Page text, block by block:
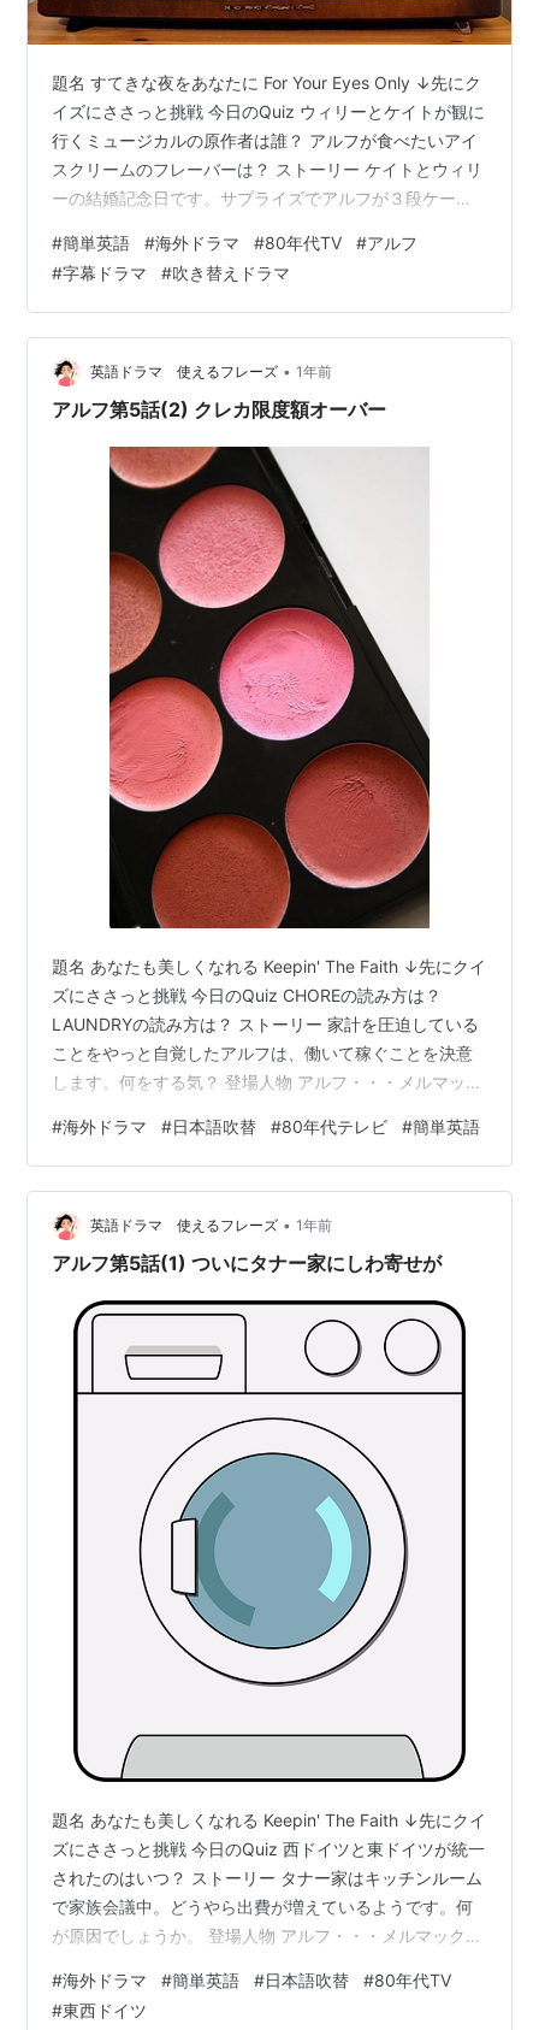
題名 すてきな夜をあなたに For Your Eyes Only ↓先にク
イズにささっと挑戦 今日のQuiz ウィリーとケイトが観に
行くミュージカルの原作者は誰？ アルフが食べたいアイ
スクリームのフレーバーは？ ストーリー ケイトとウィリ
ーの結婚記念日です。サプライズでアルフが３段ケーキ
チョコクリームではなく、歯磨き粉...ぅわお 登場人物 ア
ルフ・・・メルマック星から避難してきた毛もじゃのエ
イリアン ♠︎ウィリー・・・タナー家のお父さん 地味な風
体だが博学で多趣味 ❤︎ケイト・・・タナー家のお母さん
家の中でもおしゃれ 料理はあまり得意でない…
#簡単英語 #海外ドラマ #80年代TV #アルフ
#字幕ドラマ #吹き替えドラマ
英語ドラマ 使えるフレーズ • 1年前
アルフ第5話(2) クレカ限度額オーバー
題名 あなたも美しくなれる Keepin' The Faith ↓先にクイ
ズにささっと挑戦 今日のQuiz CHOREの読み方は？
LAUNDRYの読み方は？ ストーリー 家計を圧迫している
ことをやっと自覚したアルフは、働いて稼ぐことを決意
します。何をする気？ 登場人物 アルフ・・・メルマック
ー・・・タナー家のお父さん 地味な風体だが博学で多趣
味 ❤︎ケイト・・・タナー家のお母さん 家の中でもおしゃ
れ 料理はあまり得意でない ♦︎リン・・・しっかり者の高
校生 ボーイフレンドの変わる頻度が早い ♣︎ブライア
ン・・・小学1年生くらいの男の子 おっと…
#海外ドラマ #日本語吹替 #80年代テレビ #簡単英語
英語ドラマ 使えるフレーズ • 1年前
アルフ第5話(1) ついにタナー家にしわ寄せが
題名 あなたも美しくなれる Keepin' The Faith ↓先にクイ
ズにささっと挑戦 今日のQuiz 西ドイツと東ドイツが統一
されたのはいつ？ ストーリー タナー家はキッチンルーム
で家族会議中。どうやら出費が増えているようです。何
が原因でしょうか。 登場人物 アルフ・・・メルマック星
タナー家のお父さん 地味な風体だが博学で多趣味 ❤︎ケイ
ト・・・タナー家のお母さん 家の中でもおしゃれ 料理は
#海外ドラマ #簡単英語 #日本語吹替 #80年代TV
#東西ドイツ